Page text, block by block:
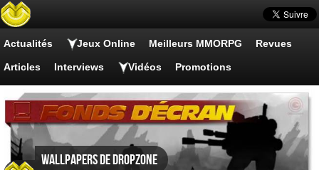
Actualités Jeux Online Meilleurs MMORPG Revues
Articles Interviews Vidéos Promotions
Wallpapers de Dropzone